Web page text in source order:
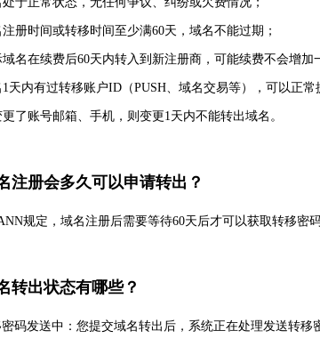
册时间或转移时间至少满60天，域名不能过期；
名在续费后60天内转入到新注册商，可能续费不会增加
天内有过转移账户ID（PUSH、域名交易等），可以正常
了账号邮箱、手机，则变更1天内不能转出域名。
注册会多久可以申请转出？
规定，域名注册后需要等待60天后才可以获取转移密码
转出状态有哪些？
码发送中：您提交域名转出后，系统正在处理发送转移